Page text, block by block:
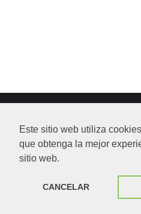
Este sitio web utiliza
que obtenga la mejor
sitio web.
CANCELAR
POLÍTICA DE
2020 - ErosionShop©